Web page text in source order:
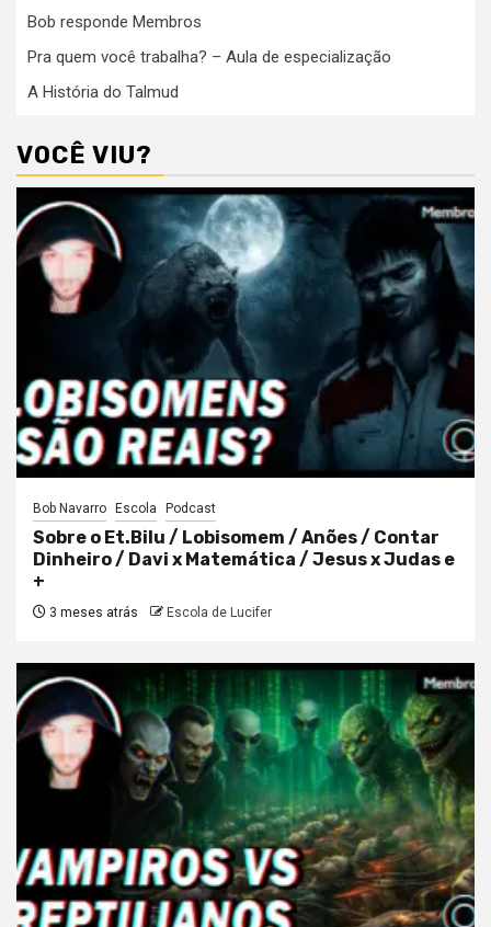
Bob responde Membros
Pra quem você trabalha? – Aula de especialização
A História do Talmud
VOCÊ VIU?
Bob Navarro Escola Podcast
Sobre o Et.Bilu / Lobisomem / Anões / Contar
Dinheiro / Davi x Matemática / Jesus x Judas e
+
3 meses atrás Escola de Lucifer